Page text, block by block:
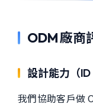
ODM 廠商
設計能力（ID
我們協助客戶做